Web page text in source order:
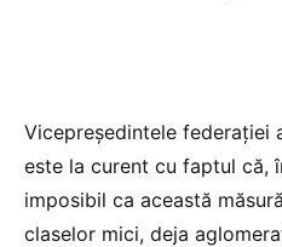
Vicepreședintele federației
este la curent cu faptul că,
imposibil ca această
claselor mici, deja